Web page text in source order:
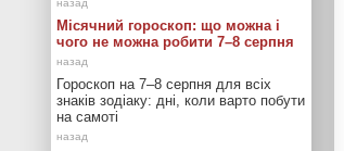
Місячний гороскоп: що можна і
чого не можна робити 7–8 серпня
Гороскоп на 7–8 серпня для всіх
знаків зодіаку: дні, коли варто побути
на самоті